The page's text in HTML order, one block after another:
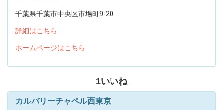
千葉県千葉市中央区市場町9-20
詳細はこちら
ホームページはこちら
1いいね
カルバリーチャペル西東京